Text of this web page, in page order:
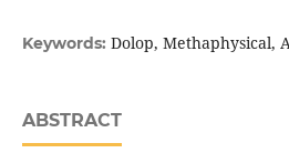
Keywords: Dolop, Methaphysical,
ABSTRACT